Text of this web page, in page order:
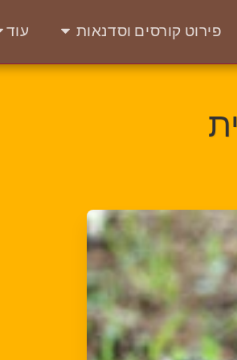
פירוט קורסים וסדנאות עוד